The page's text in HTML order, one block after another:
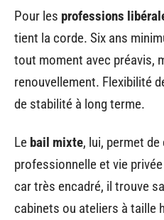
Pour les professions
tient la corde. Six ans
tout moment avec préavis,
renouvellement. Flexibilité
de stabilité à long terme.
Le bail mixte, lui, permet
professionnelle et vie
car très encadré, il trouve
cabinets ou ateliers à taille